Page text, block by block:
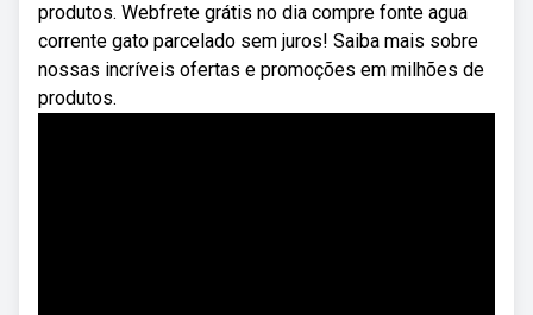
produtos. Webfrete grátis no dia compre fonte agua
corrente gato parcelado sem juros! Saiba mais sobre
nossas incríveis ofertas e promoções em milhões de
produtos.